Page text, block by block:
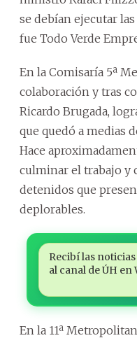
se debían ejecutar
fue Todo Verde
En la Comisaría 5ª
colaboración y tras
Ricardo Brugada,
que quedó a medias
Hace
culminar el trabajo y
detenidos que
deplorables.
Recibí las
al canal de ÚH en
En la 11ª